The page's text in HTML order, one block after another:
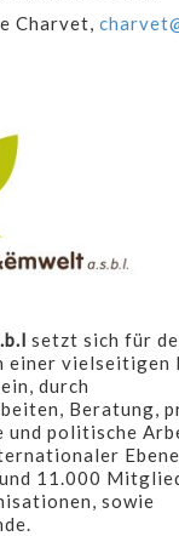
Charvet,
setzt sich für
einer vielseitigen
durch
Beratung,
und politische
11.000
sowie